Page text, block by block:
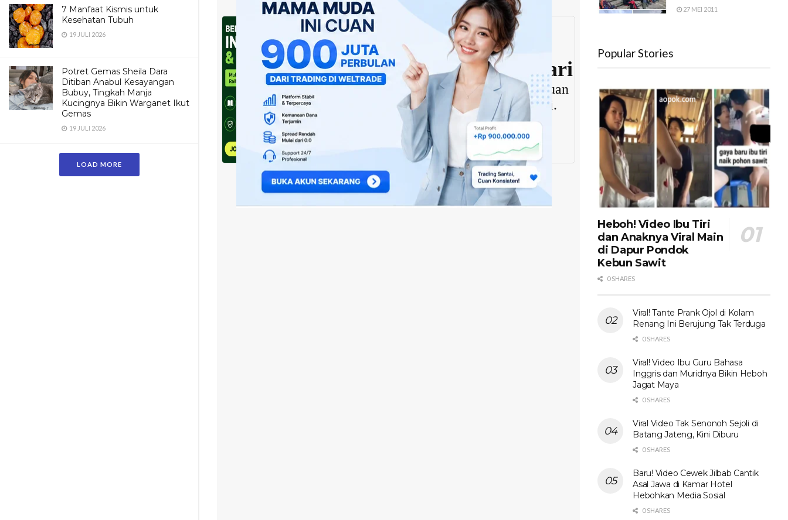
7 Manfaat Kismis untuk
Kesehatan Tubuh
19 JULI 2026
Potret Gemas Sheila Dara
Ditiban Anabul Kesayangan
Bubuy, Tingkah Manja
Kucingnya Bikin Warganet Ikut
Gemas
19 JULI 2026
LOAD MORE
27 MEI 2011
Popular Stories
Heboh! Video Ibu Tiri
dan Anaknya Viral Main
di Dapur Pondok
Kebun Sawit
0 SHARES
Viral! Tante Prank Ojol di Kolam
Renang Ini Berujung Tak Terduga
0 SHARES
Viral! Video Ibu Guru Bahasa
Inggris dan Muridnya Bikin Heboh
Jagat Maya
0 SHARES
Viral Video Tak Senonoh Sejoli di
Batang Jateng, Kini Diburu
0 SHARES
Baru! Video Cewek Jilbab Cantik
Asal Jawa di Kamar Hotel
Hebohkan Media Sosial
0 SHARES